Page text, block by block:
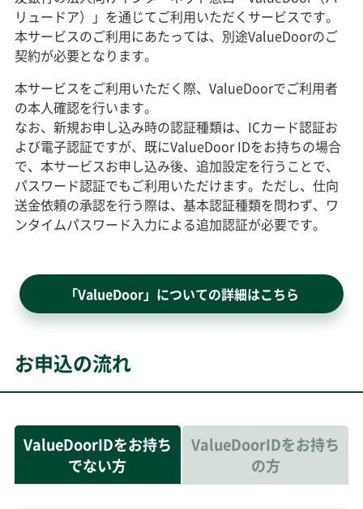
リュードア）」を通じてご利用いただくサービスです。
本サービスのご利用にあたっては、別途ValueDoorのご
契約が必要となります。
本サービスをご利用いただく際、ValueDoorでご利用者
の本人確認を行います。
なお、新規お申し込み時の認証種類は、ICカード認証お
よび電子認証ですが、既にValueDoor IDをお持ちの場合
で、本サービスお申し込み後、追加設定を行うことで、
パスワード認証でもご利用いただけます。ただし、仕向
送金依頼の承認を行う際は、基本認証種類を問わず、ワ
ンタイムパスワード入力による追加認証が必要です。
「ValueDoor」についての詳細はこちら
お申込の流れ
ValueDoorIDをお持ち
でない方
ValueDoorIDをお持ち
の方